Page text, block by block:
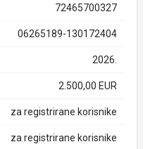
72465700327
06265189-130172404
2026.
2.500,00 EUR
za registrirane korisnike
za registrirane korisnike